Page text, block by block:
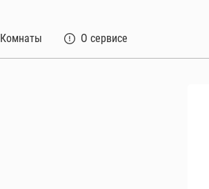
Комнаты О сервисе